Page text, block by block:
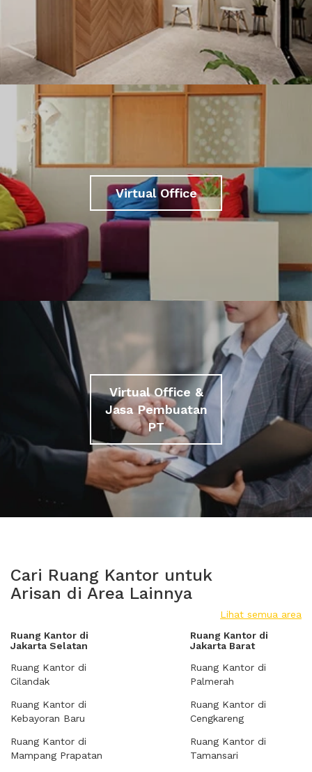
Virtual Office
Virtual Office &
Jasa Pembuatan
PT
Cari Ruang Kantor untuk
Arisan di Area Lainnya
Lihat semua area
Ruang Kantor di
Jakarta Selatan
Ruang Kantor di
Cilandak
Ruang Kantor di
Kebayoran Baru
Ruang Kantor di
Mampang Prapatan
Ruang Kantor di
Jakarta Barat
Ruang Kantor di
Palmerah
Ruang Kantor di
Cengkareng
Ruang Kantor di
Tamansari